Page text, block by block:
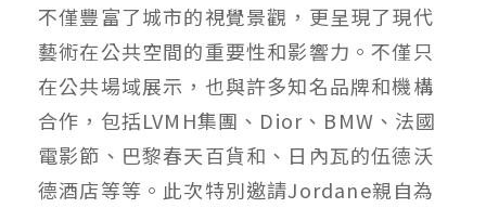
不僅豐富了城市的視覺景觀，更呈現了現代
藝術在公共空間的重要性和影響力。不僅只
在公共場域展示，也與許多知名品牌和機構
合作，包括LVMH集團、Dior、BMW、法國
電影節、巴黎春天百貨和、日內瓦的伍德沃
德酒店等等。此次特別邀請Jordane親自為